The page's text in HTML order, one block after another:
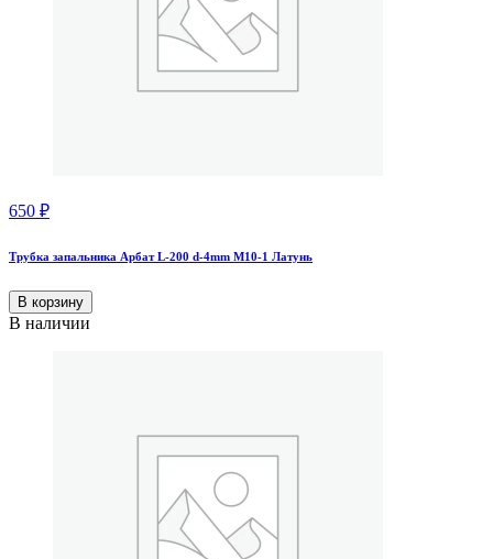
650 ₽
Трубка запальника Aрбат L-200 d-4mm М10-1 Латунь
В корзину
В наличии